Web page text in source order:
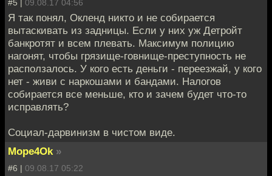
#5 | 09.08.17 04:56
Я так понял, Окленд никто и не собирается
вытаскивать из задницы. Если у них уж Детройт
банкротят и всем плевать. Максимум полицию
нагонят, чтобы грязище-говнище-преступность не
расползалось. У кого есть деньги - переезжай, у кого
нет - живи с наркошами и бандами. Налогов
собирается все меньше, кто и зачем будет что-то
исправлять?
Социал-дарвинизм в чистом виде.
Mope4Ok »
#6 | 09.08.17 05:22